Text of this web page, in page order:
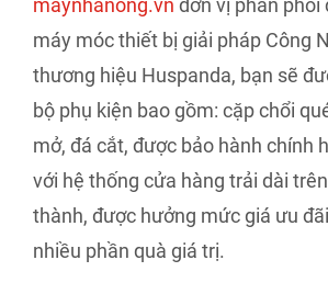
maynhanong.vn đơn vị phân phối
máy móc thiết bị giải pháp Công
thương hiệu Huspanda, bạn sẽ
bộ phụ kiện bao gồm: cặp chổi
mở, đá cắt, được bảo hành chính
với hệ thống cửa hàng trải dài
thành, được hưởng mức giá ưu
nhiều phần quà giá trị.